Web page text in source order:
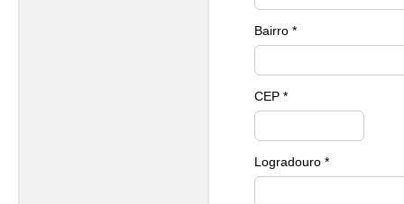
Bairro *
CEP *
Logradouro *